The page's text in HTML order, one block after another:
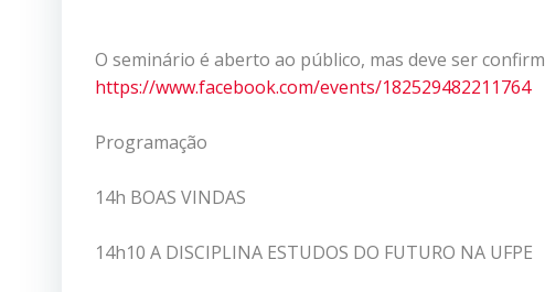
O seminário é aberto ao público, mas deve ser
https://www.facebook.com/events/182529482211764
Programação
14h BOAS VINDAS
14h10 A DISCIPLINA ESTUDOS DO FUTURO NA UFPE